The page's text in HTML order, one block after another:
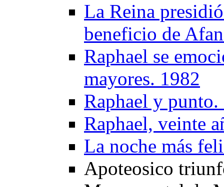
La Reina
beneficio de
Raphael se
mayores. 1982
Raphael y punto.
Raphael, veinte
La noche más
Apoteosico